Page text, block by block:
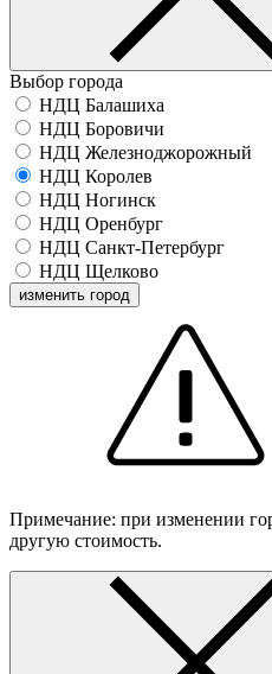
Выбор города
НДЦ Балашиха
НДЦ Боровичи
НДЦ Железноджорожный
НДЦ Королев
НДЦ Ногинск
НДЦ Оренбург
НДЦ Санкт-Петербург
НДЦ Щелково
изменить город
Примечание: при изменении
другую стоимость.